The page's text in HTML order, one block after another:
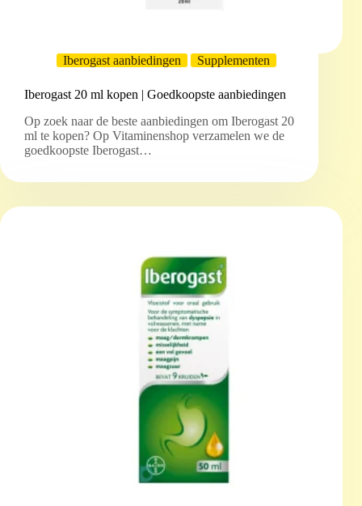
Iberogast aanbiedingen Supplementen
Iberogast 20 ml kopen | Goedkoopste aanbiedingen
Op zoek naar de beste aanbiedingen om Iberogast 20
ml te kopen? Op Vitaminenshop verzamelen we de
goedkoopste Iberogast…